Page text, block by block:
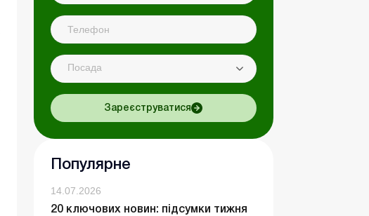
Посада
Зареєструватися
Популярне
14.07.2026
20 ключових новин: підсумки тижня